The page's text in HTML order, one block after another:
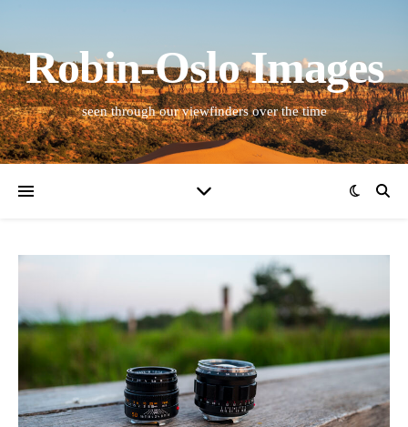
Robin-Oslo Images
seen through our viewfinders over the time